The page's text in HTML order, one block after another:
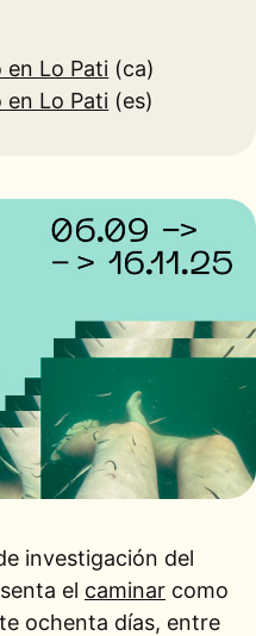
en Lo Pati (ca)
en Lo Pati (es)
investigación del
el caminar como
ochenta días, entre